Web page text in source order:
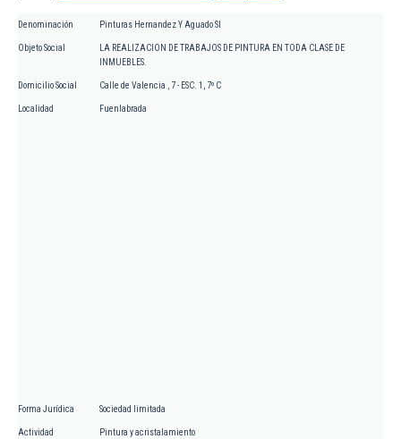
Denominación Pinturas Hernandez Y Aguado Sl
Objeto Social
LA REALIZACION DE TRABAJOS DE PINTURA EN TODA CLASE DE
INMUEBLES.
Domicilio Social Calle de Valencia , 7 - ESC. 1, 7º C
Localidad Fuenlabrada
Forma Jurídica Sociedad limitada
Actividad Pintura y acristalamiento